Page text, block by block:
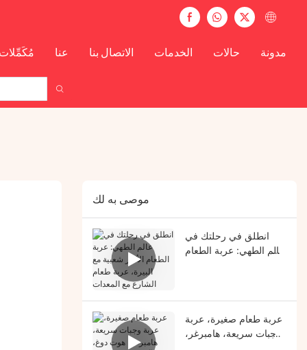
مُكَمِّلات عنا الاتصال بنا الخدمات حالات مدونة
موصى به لك
انطلق في رحلتك في
عالم الطهي: عربة الطعام
عربة طعام صغيرة، عربة
وجبات سريعة، هامبرغر،